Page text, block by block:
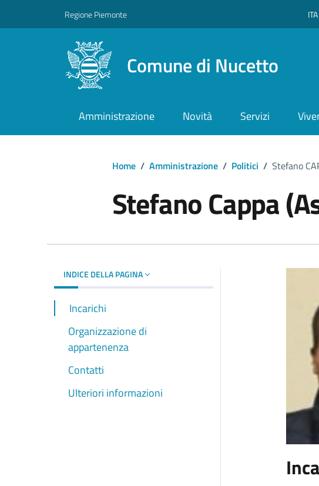
Regione Piemonte ITA
Comune di Nucetto
Amministrazione Novità Servizi
Home / Amministrazione / Politici / Stefano
Stefano Cappa
INDICE DELLA PAGINA
Incarichi
Organizzazione di
appartenenza
Contatti
Ulteriori informazioni